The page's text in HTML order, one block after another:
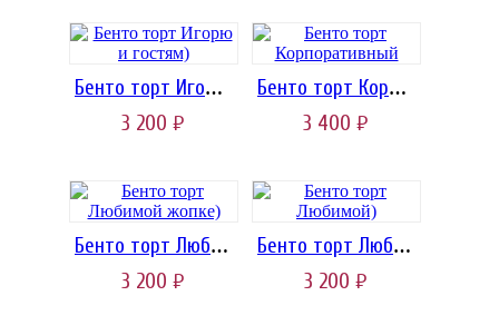
Бенто торт Игорю и гостям)
3 200 руб.
Бенто торт Корпоративный
3 400 руб.
Бенто торт Любимой жопке)
3 200 руб.
Бенто торт Любимой)
3 200 руб.